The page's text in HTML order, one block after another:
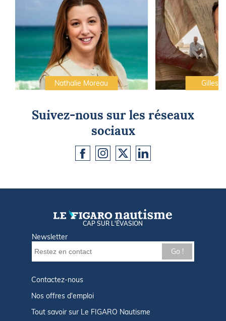
Nathalie Moreau Gilles
Suivez-nous sur les réseaux
sociaux
CAP SUR L'ÉVASION
Newsletter
Go !
Contactez-nous
Nos offres d'emploi
Tout savoir sur Le FIGARO Nautisme